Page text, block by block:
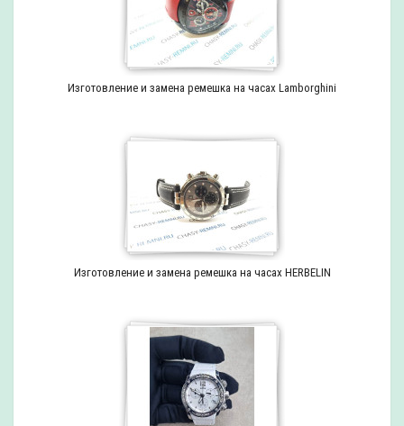
Изготовление и замена ремешка на часах Lamborghini
Изготовление и замена ремешка на часах HERBELIN